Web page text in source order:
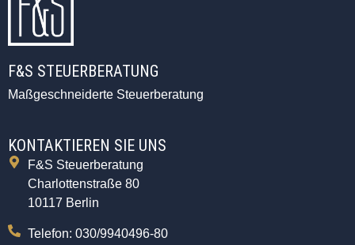
F&S STEUERBERATUNG
Maßgeschneiderte Steuerberatung
KONTAKTIEREN SIE UNS
F&S Steuerberatung
Charlottenstraße 80
10117 Berlin
Telefon: 030/9940496-80